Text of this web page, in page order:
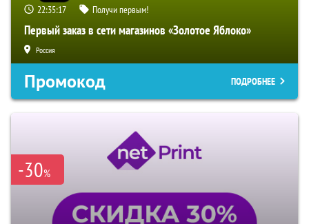
22:35:15 Получи первым!
Первый заказ в сети магазинов «Золотое Яблоко»
Россия
Промокод ПОДРОБНЕЕ
-30%